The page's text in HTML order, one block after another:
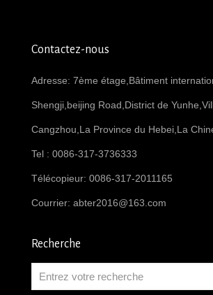
Contactez-nous
Adresse: 7ème étage,Bâtiment
Shengji,beijing Road,District de
Cangzhou,La Province du Hebei,La
Tel : 0086-317-3736333
Télécopieur: 0086-317-2011165
Courrier: abter2016@163.com
Recherche